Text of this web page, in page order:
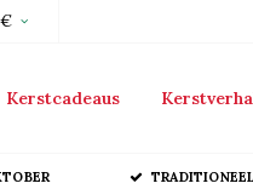
€
Kerstcadeaus